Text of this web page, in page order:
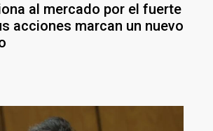
al mercado por el fuerte
acciones marcan un nuevo